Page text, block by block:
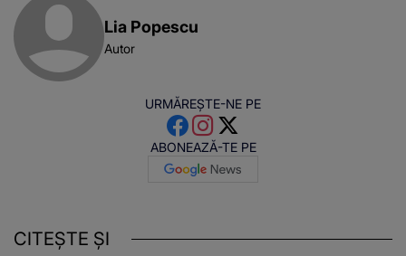
Lia Popescu
Autor
URMĂREȘTE-NE PE
ABONEAZĂ-TE PE
CITEȘTE ȘI